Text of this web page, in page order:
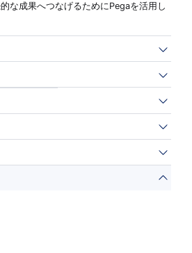
な成果へつなげるためにPegaを活用し